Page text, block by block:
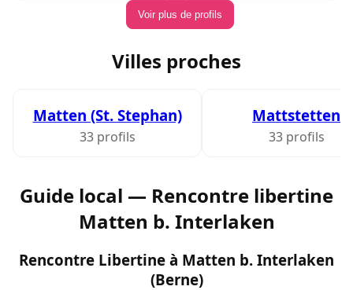
Voir plus de profils
Villes proches
Matten (St. Stephan)
33 profils
Mattstetten
33 profils
Guide local — Rencontre libertine
Matten b. Interlaken
Rencontre Libertine à Matten b. Interlaken
(Berne)